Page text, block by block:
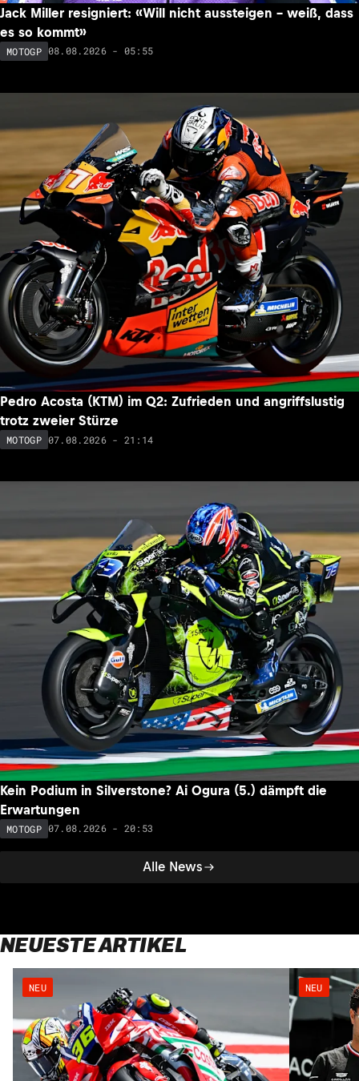
Alle News
Jack Miller resigniert: «Will nicht aussteigen – weiß, dass
es so kommt»
MOTOGP 08.08.2026 - 05:55
Pedro Acosta (KTM) im Q2: Zufrieden und angriffslustig
trotz zweier Stürze
MOTOGP 07.08.2026 - 21:14
Kein Podium in Silverstone? Ai Ogura (5.) dämpft die
Erwartungen
MOTOGP 07.08.2026 - 20:53
NEUESTE ARTIKEL
NEU NEU